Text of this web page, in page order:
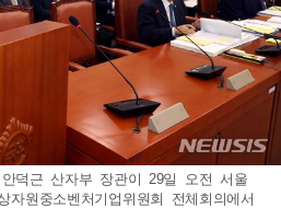
덕근 산자부 장관이 29일 오전 서울
원중소벤처기업위원회 전체회의에서